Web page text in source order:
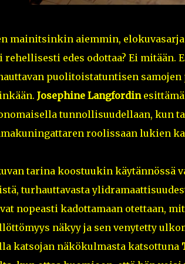
mainitsinkin aiemmin,
rehellisesti edes odottaa? Ei mitään.
puolitoistatuntisen
Josephine Langfordin
tunnollisuudellaan, kun
roolissaan lukien
tarina koostuukin käytännössä
turhauttavasta
nopeasti kadottamaan otettaan,
näkyy ja sen venytetty
katsojan näkökulmasta katsottuna